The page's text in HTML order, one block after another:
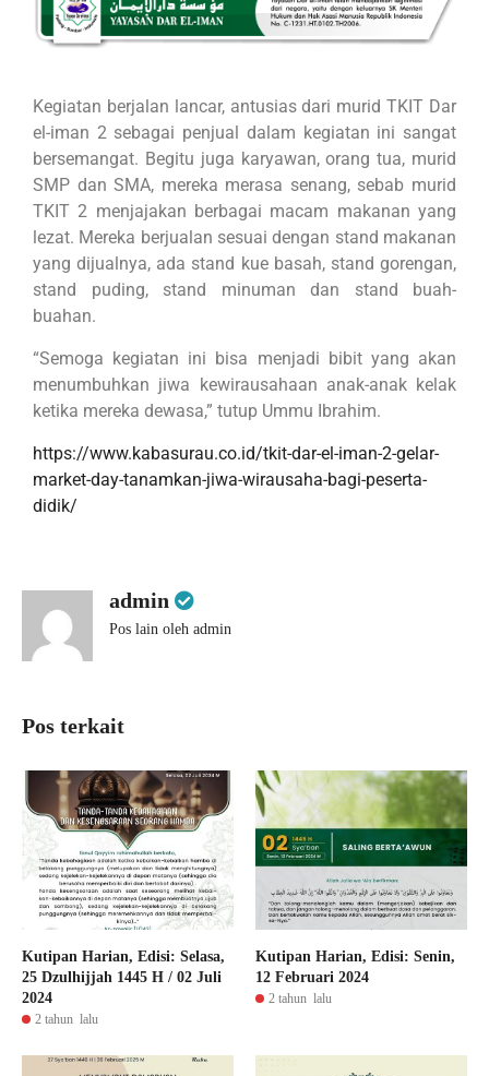
Kegiatan berjalan lancar, antusias dari murid TKIT Dar
el-iman 2 sebagai penjual dalam kegiatan ini sangat
bersemangat. Begitu juga karyawan, orang tua, murid
SMP dan SMA, mereka merasa senang, sebab murid
TKIT 2 menjajakan berbagai macam makanan yang
lezat. Mereka berjualan sesuai dengan stand makanan
yang dijualnya, ada stand kue basah, stand gorengan,
stand puding, stand minuman dan stand buah-
buahan.
“Semoga kegiatan ini bisa menjadi bibit yang akan
menumbuhkan jiwa kewirausahaan anak-anak kelak
ketika mereka dewasa,” tutup Ummu Ibrahim.
https://www.kabasurau.co.id/tkit-dar-el-iman-2-gelar-
market-day-tanamkan-jiwa-wirausaha-bagi-peserta-
didik/
admin
Pos lain oleh admin
Pos terkait
Kutipan Harian, Edisi: Selasa,
25 Dzulhijjah 1445 H / 02 Juli
2024
2 tahun lalu
Kutipan Harian, Edisi: Senin,
12 Februari 2024
2 tahun lalu